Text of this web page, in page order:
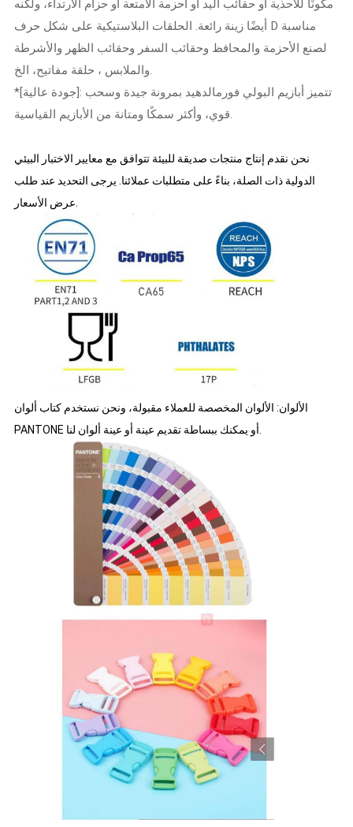
مكونًا للأحذية أو حقائب اليد أو أحزمة الأمتعة أو حزام الارتداء، ولكنه
أيضًا زينة رائعة. الحلقات البلاستيكية على شكل حرف D مناسبة
لصنع الأحزمة والمحافظ وحقائب السفر وحقائب الظهر والأشرطة
والملابس ، حلقة مفاتيح، الخ.
*[جودة عالية]: تتميز أبازيم البولي فورمالدهيد بمرونة جيدة وسحب
قوي، وأكثر سمكًا ومتانة من الأبازيم القياسية.
نحن نقدم إنتاج منتجات صديقة للبيئة تتوافق مع معايير الاختبار البيئي
الدولية ذات الصلة، بناءً على متطلبات عملائنا. يرجى التحديد عند طلب
الألوان: الألوان المخصصة للعملاء مقبولة، ونحن نستخدم كتاب ألوان
PANTONE أو يمكنك ببساطة تقديم عينة أو عينة ألوان لنا.